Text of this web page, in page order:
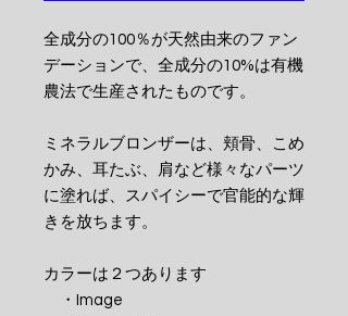
全成分の100％が天然由来のファン
デーションで、全成分の10%は有機
農法で生産されたものです。
ミネラルブロンザーは、頬骨、こめ
かみ、耳たぶ、肩など様々なパーツ
に塗れば、スパイシーで官能的な輝
きを放ちます。
カラーは２つあります
・Image